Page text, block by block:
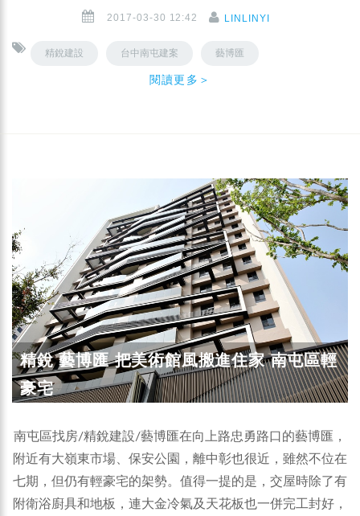
2017-03-30 12:42 LINLINYI
精銳建設 台中南屯建案 藝博匯
閱讀更多＞
精銳 藝博匯 把美術館風搬進住家 南屯區輕
豪宅
南屯區找房/精銳建設/藝博匯在向上路忠勇路口的藝博匯，
附近有大嶺東市場、保安公園，離中彰也很近，雖然不位在
七期，但仍有輕豪宅的架勢。值得一提的是，交屋時除了有
附衛浴廚具和地板，連大金冷氣及天花板也一併完工封好，